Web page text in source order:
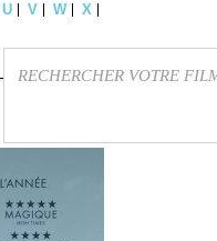
U V W X